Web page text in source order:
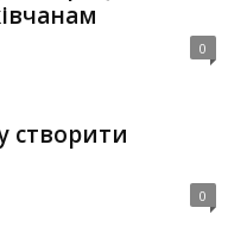
0
створити
0